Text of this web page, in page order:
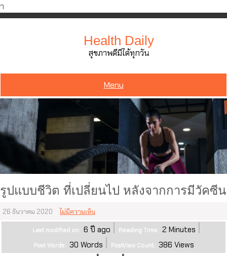
ำ
Skip
Health Daily
สุขภาพดีมีได้ทุกวัน
Menu
รูปแบบชีวิต ที่เปลี่ยนไป หลังจากการมีวัคซีน
26 ธันวาคม 2020 ไม่มีความเห็น
Last modified on: 6 ปี ago Reading Time: 2 Minutes
Post Words: 30 Words PostView Count: 386 Views